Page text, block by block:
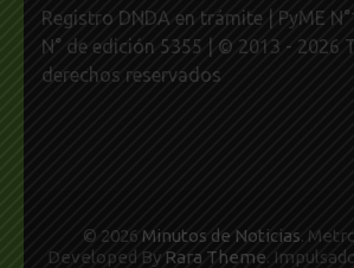
Registro DNDA en trámite | PyME
N° de edición 5355 | © 2013 - 2026
derechos reservados
© 2026 Minutos de Noticias.
Developed By Rara Theme.